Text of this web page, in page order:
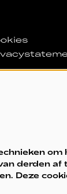
derden af
Deze